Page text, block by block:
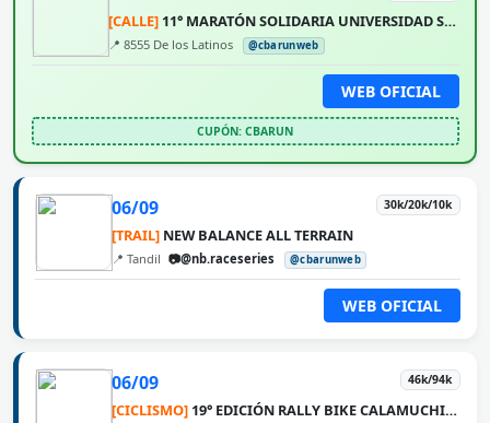
[CALLE]11° MARATÓN SOLIDARIA UNIVERSIDAD SIGLO 21
📍 8555 De los Latinos @cbarunweb
WEB OFICIAL
CUPÓN: CBARUN
06/09 30k/20k/10k
[TRAIL] NEW BALANCE ALL TERRAIN
📍 Tandil 📷@nb.raceseries @cbarunweb
WEB OFICIAL
06/09 46k/94k
[CICLISMO] 19° EDICIÓN RALLY BIKE CALAMUCHITA